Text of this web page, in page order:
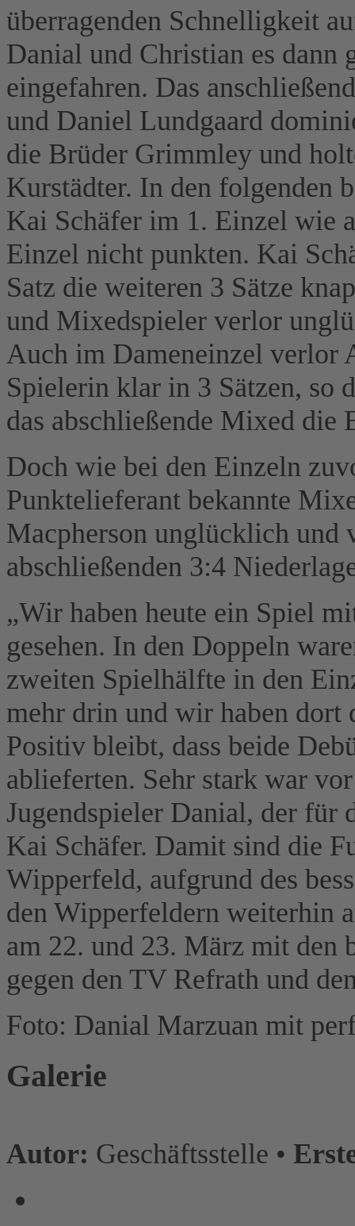
überragenden Schnelligkeit
Danial und Christian es dann
eingefahren. Das
und Daniel Lundgaard
die Brüder Grimmley und
Kurstädter. In den folgenden
Kai Schäfer im 1. Einzel wie
Einzel nicht punkten. Kai
Satz die weiteren 3 Sätze
und Mixedspieler verlor
Auch im Dameneinzel verlor
Spielerin klar in 3 Sätzen, so
das abschließende Mixed die
Doch wie bei den Einzeln
Punktelieferant bekannte
Macpherson unglücklich und
abschließenden 3:4
„Wir haben heute ein Spiel
gesehen. In den Doppeln
zweiten Spielhälfte in den
mehr drin und wir haben dort
Positiv bleibt, dass beide
ablieferten. Sehr stark war
Jugendspieler Danial, der für
Kai Schäfer. Damit sind die
Wipperfeld, aufgrund des
den Wipperfeldern weiterhin
am 22. und 23. März mit den
gegen den TV Refrath und
Foto: Danial Marzuan mit
Galerie
Autor: Geschäftsstelle •